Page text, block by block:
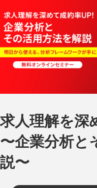
求人理解を深
〜企業分析と
説〜